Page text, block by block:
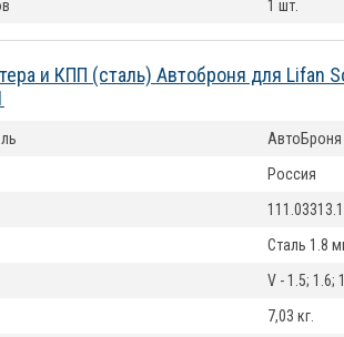
1 шт.
и КПП (сталь) Автоброня для Lifan
АвтоБроня
Россия
111.03313.1
Сталь 1.8
V - 1.5; 1.6;
7,03 кг.